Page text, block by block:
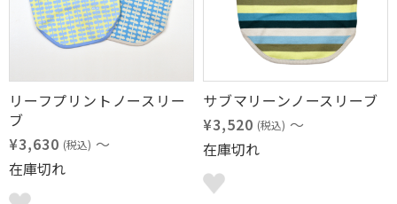
リーフプリントノースリー
ブ
¥3,630 (税込) ～
在庫切れ
サブマリーンノースリーブ
¥3,520 (税込) ～
在庫切れ